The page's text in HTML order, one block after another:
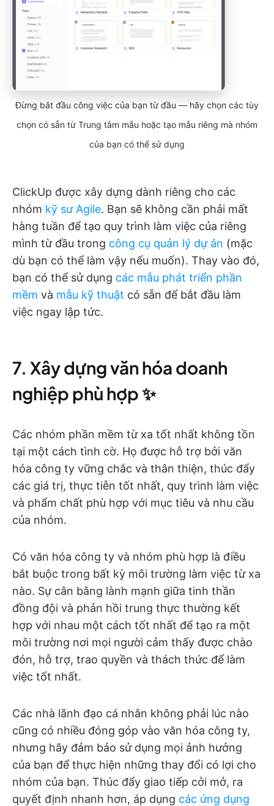
Đừng bắt đầu công việc của bạn từ đầu — hãy chọn các tùy
chọn có sẵn từ Trung tâm mẫu hoặc tạo mẫu riêng mà nhóm
của bạn có thể sử dụng
ClickUp được xây dựng dành riêng cho các
nhóm kỹ sư Agile. Bạn sẽ không cần phải mất
hàng tuần để tạo quy trình làm việc của riêng
mình từ đầu trong công cụ quản lý dự án (mặc
dù bạn có thể làm vậy nếu muốn). Thay vào đó,
bạn có thể sử dụng các mẫu phát triển phần
mềm và mẫu kỹ thuật có sẵn để bắt đầu làm
việc ngay lập tức.
7. Xây dựng văn hóa doanh
nghiệp phù hợp ✨
Các nhóm phần mềm từ xa tốt nhất không tồn
tại một cách tình cờ. Họ được hỗ trợ bởi văn
hóa công ty vững chắc và thân thiện, thúc đẩy
các giá trị, thực tiễn tốt nhất, quy trình làm việc
và phẩm chất phù hợp với mục tiêu và nhu cầu
của nhóm.
Có văn hóa công ty và nhóm phù hợp là điều
bắt buộc trong bất kỳ môi trường làm việc từ xa
nào. Sự cân bằng lành mạnh giữa tinh thần
đồng đội và phản hồi trung thực thường kết
hợp với nhau một cách tốt nhất để tạo ra một
môi trường nơi mọi người cảm thấy được chào
đón, hỗ trợ, trao quyền và thách thức để làm
việc tốt nhất.
Các nhà lãnh đạo cá nhân không phải lúc nào
cũng có nhiều đóng góp vào văn hóa công ty,
nhưng hãy đảm bảo sử dụng mọi ảnh hưởng
của bạn để thực hiện những thay đổi có lợi cho
nhóm của bạn. Thúc đẩy giao tiếp cởi mở, ra
quyết định nhanh hơn, áp dụng các ứng dụng